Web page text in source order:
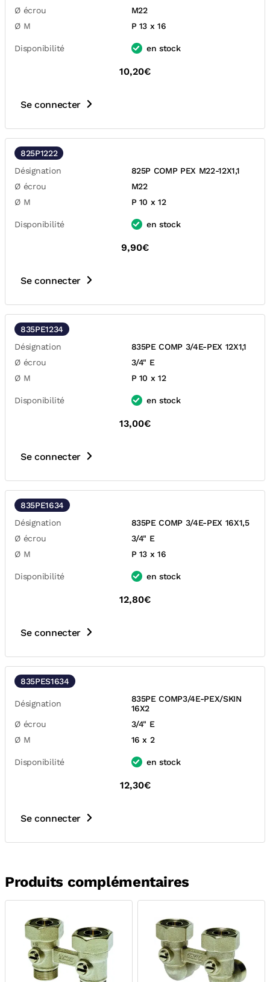
Ø écrou
M22
Ø M
P 13 x 16
Disponibilité en stock
10,20€
Se connecter
825P1222
Désignation
825P COMP PEX M22-12X1,1
Ø écrou
M22
Ø M
P 10 x 12
Disponibilité en stock
9,90€
Se connecter
835PE1234
Désignation
835PE COMP 3/4E-PEX 12X1,1
Ø écrou
3/4" E
Ø M
P 10 x 12
Disponibilité en stock
13,00€
Se connecter
835PE1634
Désignation
835PE COMP 3/4E-PEX 16X1,5
Ø écrou
3/4" E
Ø M
P 13 x 16
Disponibilité en stock
12,80€
Se connecter
835PES1634
Désignation
835PE COMP3/4E-PEX/SKIN
16X2
Ø écrou
3/4" E
Ø M
16 x 2
Disponibilité en stock
12,30€
Se connecter
Produits complémentaires